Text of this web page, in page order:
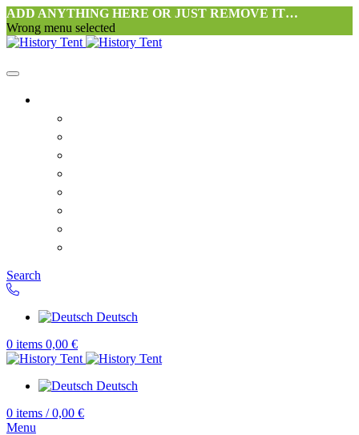
ADD ANYTHING HERE OR JUST REMOVE IT…
Wrong menu selected
Search
Deutsch
0 items 0,00 €
Deutsch
0 items / 0,00 €
Menu